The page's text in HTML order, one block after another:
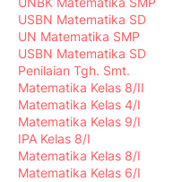
USBN Matematika SD
UN Matematika SMP
USBN Matematika SD
Penilaian Tgh. Smt.
Matematika Kelas 8/II
Matematika Kelas 4/I
Matematika Kelas 9/I
IPA Kelas 8/I
Matematika Kelas 8/I
Matematika Kelas 6/I